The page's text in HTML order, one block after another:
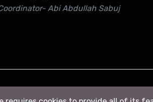
Abi Abdullah Sabuj